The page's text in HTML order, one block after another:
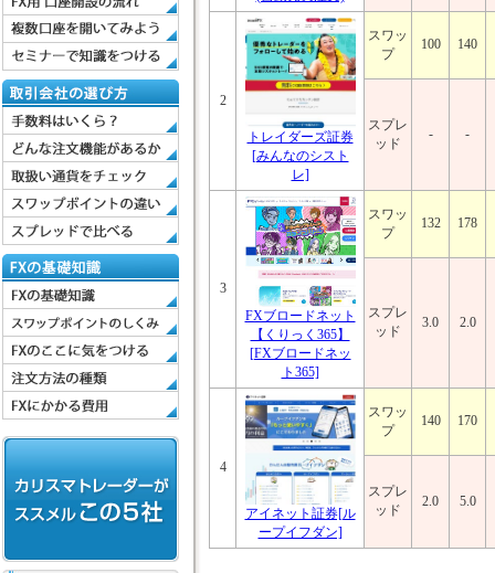
2
トレイダーズ証券
[みんなのシスト
レ]
スワッ
プ
100 140
スプレ
ッド
- -
3
FXブロードネット
【くりっく365】
[FXブロードネッ
ト365]
スワッ
プ
132 178
スプレ
ッド
3.0 2.0
4
アイネット証券[ル
ープイフダン]
スワッ
プ
140 170
スプレ
ッド
2.0 5.0